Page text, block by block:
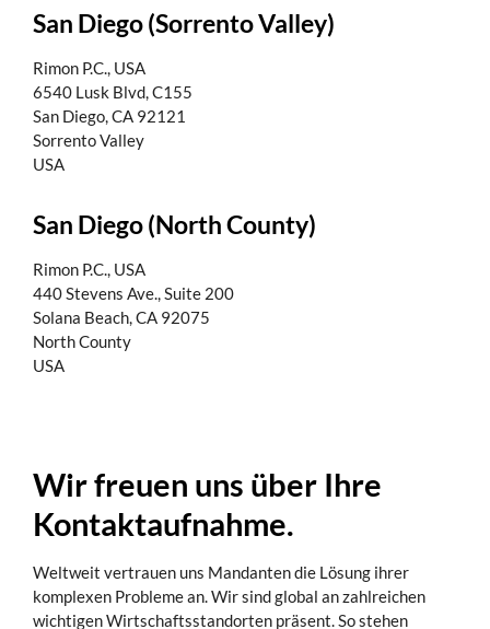
San Diego (Sorrento Valley)
Rimon P.C., USA
6540 Lusk Blvd, C155
San Diego, CA 92121
Sorrento Valley
USA
San Diego (North County)
Rimon P.C., USA
440 Stevens Ave., Suite 200
Solana Beach, CA 92075
North County
USA
Wir freuen uns über Ihre
Kontaktaufnahme.
Weltweit vertrauen uns Mandanten die Lösung ihrer
komplexen Probleme an. Wir sind global an zahlreichen
wichtigen Wirtschaftsstandorten präsent. So stehen